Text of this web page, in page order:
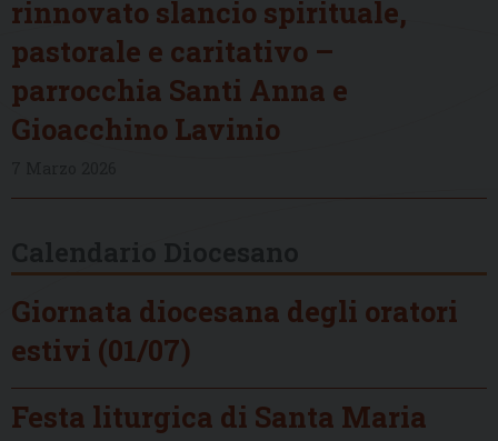
rinnovato slancio spirituale,
pastorale e caritativo –
parrocchia Santi Anna e
Gioacchino Lavinio
Giornata diocesana degli oratori
estivi (01/07)
Festa liturgica di Santa Maria